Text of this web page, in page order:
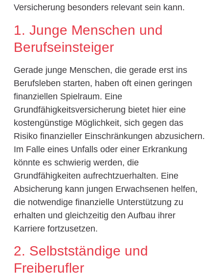
Versicherung besonders relevant sein kann.
1. Junge Menschen und
Berufseinsteiger
Gerade junge Menschen, die gerade erst ins
Berufsleben starten, haben oft einen geringen
finanziellen Spielraum. Eine
Grundfähigkeitsversicherung bietet hier eine
kostengünstige Möglichkeit, sich gegen das
Risiko finanzieller Einschränkungen abzusichern.
Im Falle eines Unfalls oder einer Erkrankung
könnte es schwierig werden, die
Grundfähigkeiten aufrechtzuerhalten. Eine
Absicherung kann jungen Erwachsenen helfen,
die notwendige finanzielle Unterstützung zu
erhalten und gleichzeitig den Aufbau ihrer
Karriere fortzusetzen.
2. Selbstständige und
Freiberufler